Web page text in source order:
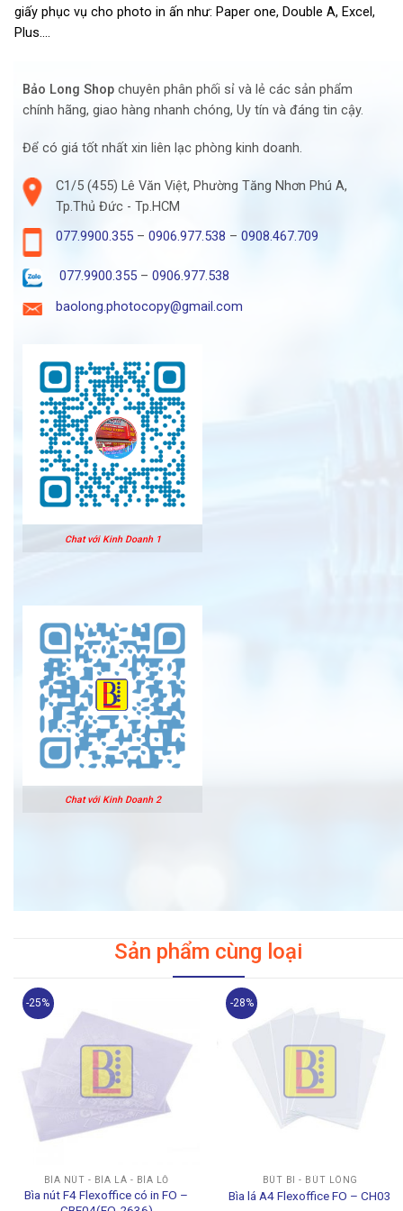
giấy phục vụ cho photo in ấn như: Paper one, Double A, Excel,
Plus….
Bảo Long Shop chuyên phân phối sỉ và lẻ các sản phẩm
chính hãng, giao hàng nhanh chóng, Uy tín và đáng tin cậy.
Để có giá tốt nhất xin liên lạc phòng kinh doanh.
C1/5 (455) Lê Văn Việt, Phường Tăng Nhơn Phú A,
Tp.Thủ Đức - Tp.HCM
077.9900.355– 0906.977.538 – 0908.467.709
077.9900.355– 0906.977.538
baolong.photocopy@gmail.com
Chat với Kinh Doanh 1
Chat với Kinh Doanh 2
Sản phẩm cùng loại
-25%
BÌA NÚT - BÌA LÁ - BÌA LỖ
Bìa nút F4 Flexoffice có in FO –
-28%
BÚT BI - BÚT LÔNG
Bìa lá A4 Flexoffice FO – CH03